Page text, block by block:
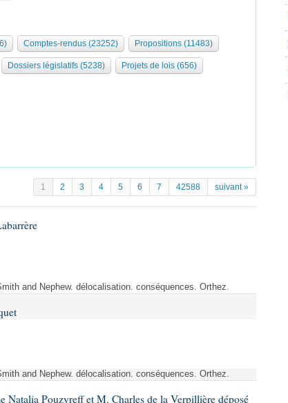
Comptes-rendus (23252) Propositions (11483)
Dossiers législatifs (5238) Projets de lois (656)
1 2 3 4 5 6 7 42588 suivant »
and Nephew. délocalisation. conséquences. Orthez.
and Nephew. délocalisation. conséquences. Orthez.
Natalia Pouzyreff et M. Charles de la Verpillière déposé